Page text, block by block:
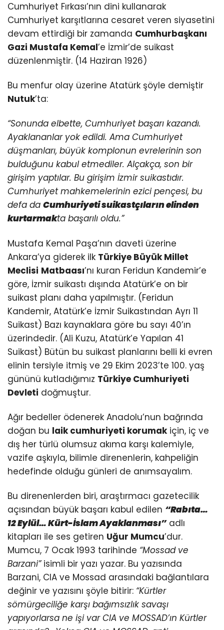
Cumhuriyet Fırkası’nın dini kullanarak
Cumhuriyet karşıtlarına cesaret veren siyasetini
devam ettirdiği bir zamanda Cumhurbaşkanı
Gazi Mustafa Kemal’e İzmir’de suikast
düzenlenmiştir. (14 Haziran 1926)
Bu menfur olay üzerine Atatürk şöyle demiştir
Nutuk’ta:
“Sonunda elbette, Cumhuriyet başarı kazandı.
Ayaklananlar yok edildi. Ama Cumhuriyet
düşmanları, büyük komplonun evrelerinin son
bulduğunu kabul etmediler. Alçakça, son bir
girişim yaptılar. Bu girişim İzmir suikastıdır.
Cumhuriyet mahkemelerinin ezici pençesi, bu
defa da Cumhuriyeti suikastçıların elinden
kurtarmakta başarılı oldu.”
Mustafa Kemal Paşa’nın daveti üzerine
Ankara’ya giderek ilk Türkiye Büyük Millet
Meclisi Matbaası’nı kuran Feridun Kandemir’e
göre, İzmir suikastı dışında Atatürk’e on bir
suikast planı daha yapılmıştır. (Feridun
Kandemir, Atatürk’e İzmir Suikastından Ayrı 11
Suikast) Bazı kaynaklara göre bu sayı 40’ın
üzerindedir. (Ali Kuzu, Atatürk’e Yapılan 41
Suikast) Bütün bu suikast planlarını belli ki evren
elinin tersiyle itmiş ve 29 Ekim 2023’te 100. yaş
gününü kutladığımız Türkiye Cumhuriyeti
Devleti doğmuştur.
Ağır bedeller ödenerek Anadolu’nun bağrında
doğan bu laik cumhuriyeti korumakiçin, iç ve
dış her türlü olumsuz akıma karşı kalemiyle,
vazife aşkıyla, bilimle direnenlerin, kahpeliğin
hedefinde olduğu günleri de anımsayalım.
Bu direnenlerden biri, araştırmacı gazetecilik
açısından büyük başarı kabul edilen “Rabıta…
12 Eylül… Kürt-İslam Ayaklanması”adlı
kitapları ile ses getiren Uğur Mumcu’dur.
Mumcu, 7 Ocak 1993 tarihinde “Mossad ve
Barzani”isimli bir yazı yazar. Bu yazısında
Barzani, CIA ve Mossad arasındaki bağlantılara
değinir ve yazısını şöyle bitirir: “Kürtler
sömürgeciliğe karşı bağımsızlık savaşı
yapıyorlarsa ne işi var CIA ve MOSSAD’ın Kürtler